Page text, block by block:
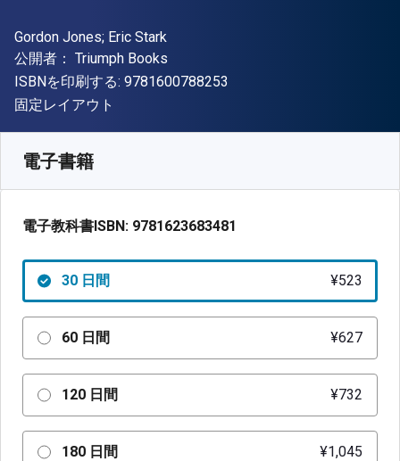
著者
Gordon Jones; Eric Stark
出版社
公開者： Triumph Books
ISBNを印刷する: 9781600788253
形式
固定レイアウト
電子書籍
電子教科書ISBN: 9781623683481
30 日間 ¥523
60 日間 ¥627
120 日間 ¥732
180 日間 ¥1,045